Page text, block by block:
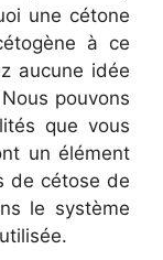
une cétone
à ce
aucune idée
pouvons
que vous
un élément
de cétose de
le système